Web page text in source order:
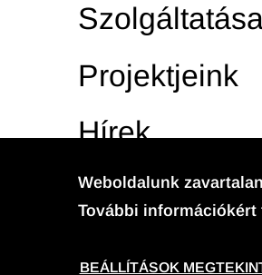
Projektjeink
Hírek
Karrier
Weboldalunk
További információkért
BEÁLLÍTÁSOK